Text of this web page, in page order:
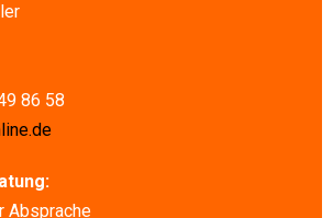
86 58
Absprache